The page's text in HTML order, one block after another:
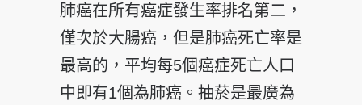
肺癌在所有癌症發生率排名第二，
僅次於大腸癌，但是肺癌死亡率是
最高的，平均每5個癌症死亡人口
中即有1個為肺癌。抽菸是最廣為